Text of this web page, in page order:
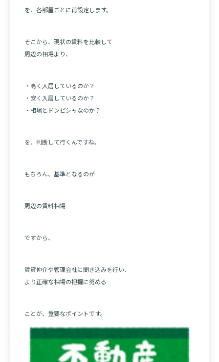
を、各部屋ごとに再設定します。
そこから、現状の賃料を比較して
周辺の相場より、
・高く入居しているのか？
・安く入居しているのか？
・相場とドンピシャなのか？
を、判断して行くんですね。
もちろん、基準となるのが
周辺の賃料相場
ですから、
賃貸仲介や管理会社に聞き込みを行い、
より正確な相場の把握に努める
ことが、重要なポイントです。